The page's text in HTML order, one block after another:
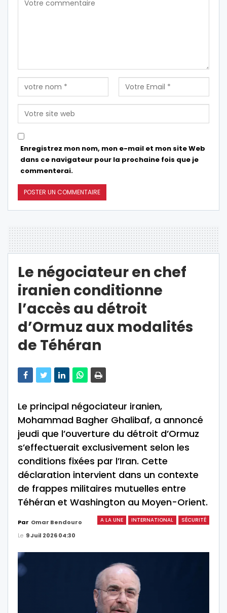
Enregistrez mon nom, mon e-mail et mon site Web
dans ce navigateur pour la prochaine fois que je
commenterai.
Le négociateur en chef
iranien conditionne
l’accès au détroit
d’Ormuz aux modalités
de Téhéran
Le principal négociateur iranien,
Mohammad Bagher Ghalibaf, a annoncé
jeudi que l’ouverture du détroit d’Ormuz
s’effectuerait exclusivement selon les
conditions fixées par l’Iran. Cette
déclaration intervient dans un contexte
de frappes militaires mutuelles entre
Téhéran et Washington au Moyen-Orient.
A LA UNE INTERNATIONAL SÉCURITÉ
Par Omar Bendouro
Le 9 Juil 2026 04:30